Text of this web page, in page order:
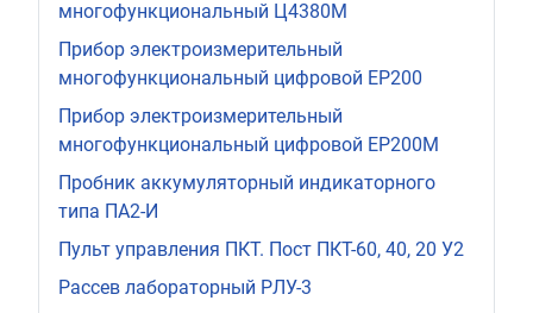
многофункциональный Ц4380М
Прибор электроизмерительный
многофункциональный цифровой ЕР200
Прибор электроизмерительный
многофункциональный цифровой ЕР200М
Пробник аккумуляторный индикаторного
типа ПА2-И
Пульт управления ПКТ. Пост ПКТ-60, 40, 20 У2
Рассев лабораторный РЛУ-3